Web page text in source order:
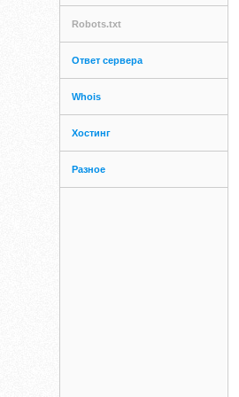
Robots.txt
Ответ сервера
Whois
Хостинг
Разное